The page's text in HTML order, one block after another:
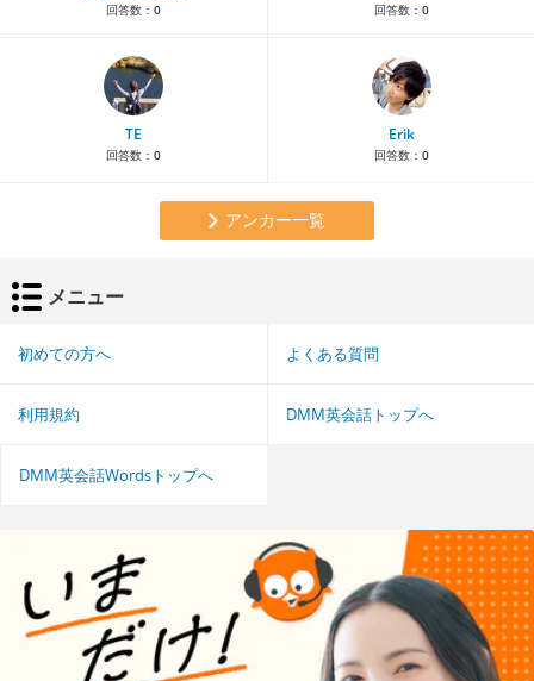
回答数： 0 回答数： 0
TE
回答数： 0
Erik
回答数： 0
アンカー一覧
メニュー
初めての方へ よくある質問
利用規約 DMM英会話トップへ
DMM英会話Wordsトップへ